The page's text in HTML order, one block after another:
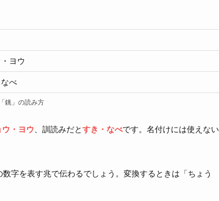
ヨウ
べ
「銚」の読み方
ウ・ヨウ 、訓読みだとすき・なべです。名付けには使えない
字を表す兆で伝わるでしょう。変換するときは「ちょう